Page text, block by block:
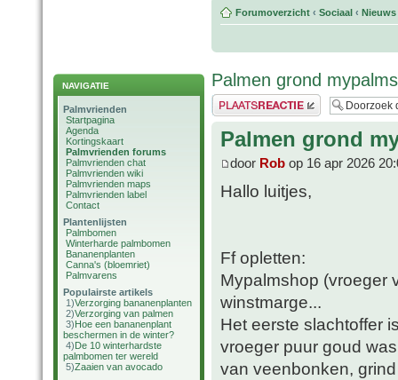
NAVIGATIE
Palmvrienden
Startpagina
Agenda
Kortingskaart
Palmvrienden forums
Palmvrienden chat
Palmvrienden wiki
Palmvrienden maps
Palmvrienden label
Contact
Plantenlijsten
Palmbomen
Winterharde palmbomen
Bananenplanten
Canna's (bloemriet)
Palmvarens
Populairste artikels
1)Verzorging bananenplanten
2)Verzorging van palmen
3)Hoe een bananenplant
beschermen in de winter?
4)De 10 winterhardste
palmbomen ter wereld
5)Zaaien van avocado
Forumoverzicht ‹ Sociaal ‹
Palmen grond
Plaats een reactie
Palmen grond
door Rob op 16 apr 2026
Hallo luitjes,
Ff opletten:
Mypalmshop (vroeger
winstmarge...
Het eerste slachtoffer
vroeger puur goud
van veenbonken,